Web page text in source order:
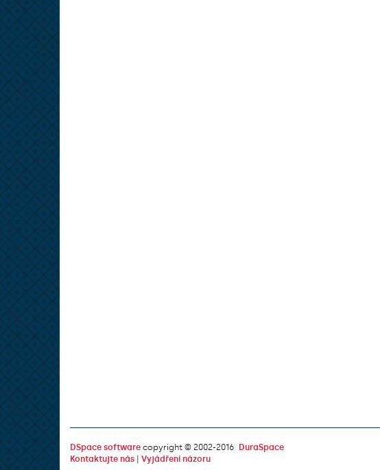
DSpace software copyright © 2002-2016
DuraSpace
Kontaktujte nás
Vyjádření názoru